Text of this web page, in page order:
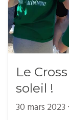
Le
soleil !
30 mars 2023 ·